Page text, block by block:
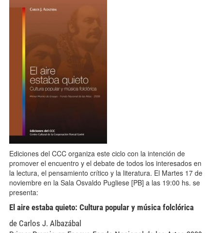
elairetapa1-202x300.jpg
Ediciones del CCC organiza este ciclo con la intención de
promover el encuentro y el debate de todos los interesados en
la lectura, el pensamiento crítico y la literatura. El Martes 17 de
noviembre en la Sala Osvaldo Pugliese [PB] a las 19:00 hs. se
presenta:
El aire estaba quieto: Cultura popular y música folclórica
de Carlos J. Albazábal